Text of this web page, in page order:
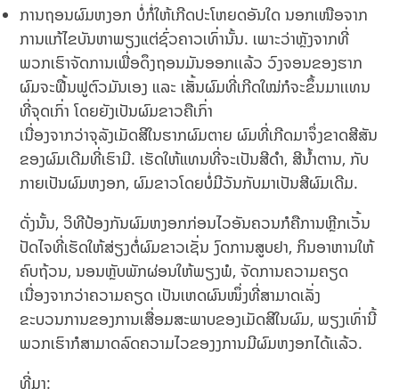
ການຖອນຜົມຫງອກ ບໍ່ກໍ່ໃຫ້ເກີດປະໂຫຍດອັນໃດ ນອກເໜືອຈາກ
ການແກ້ໄຂບັນຫາພຽງແຕ່ຊົ່ວຄາວເທົ່ານັ້ນ. ເພາະ​ວ່າ​ຫຼັງ​ຈາກ​ທີ່​
ພວກ​ເຮົາ​ຈັດ​ການ​ເພື່ອ​ດຶງ​ຖອນມັນອອກເເລ້ວ​ ວົງຈອນຂອງຮາກ
ຜົມຈະຟື້ນຟູຕົວມັນເອງ ແລະ ເສັ້ນຜົມທີ່ເກີດໃໝ່ກໍຈະຂຶ້ນມາເເທນ
ທີ່ຈຸດເກົ່າ ໂດຍຍັງເປັນຜົມຂາວຄືເກົ່າ
ເນື່ອງຈາກວ່າຈຸລັງເມັດສີໃນຮາກຜົມຕາຍ ຜົມ​ທີ່​ເກີດ​ມາ​ຈຶ່ງ​ຂາດ​ສີ​ສັນ
ຂອງຜົມເດີມ​ທີ່​ເຮົາ​ມີ. ເຮັດໃຫ້ແທນທີ່ຈະເປັນສີດໍາ, ສີນໍ້າຕານ, ກັບ
ກາຍເປັນຜົມຫງອກ, ຜົມຂາວໂດຍບໍ່ມີວັນກັບມາເປັນສີຜົມເດີມ.
ດັ່ງນັ້ນ, ວິທີປ້ອງກັນຜົມຫງອກກ່ອນໄວອັນຄວນກໍຄືການຫຼີກເວັ້ນ
ປັດໄຈທີ່ເຮັດໃຫ້ສ່ຽງຕໍ່ຜົມຂາວເຊັ່ນ ງົດການສູບຢາ, ກິນອາຫານໃຫ້
ຄົບຖ້ວນ, ນອນຫຼັບພັກຜ່ອນໃຫ້ພຽງພໍ, ຈັດການຄວາມຄຽດ
ເນື່ອງຈາກວ່າຄວາມຄຽດ ເປັນເຫດຜົນໜຶ່ງທີ່ສາມາດເລັ່ງ
ຂະບວນການຂອງການເສື່ອມສະພາບຂອງເມັດສີໃນຜົມ, ພຽງເທົ່ານີ້
ພວກເຮົາກໍສາມາດລົດຄວາມໄວຂອງງການມີຜົມຫງອກໄດ້ເເລ້ວ.
ທີ່ມາ: